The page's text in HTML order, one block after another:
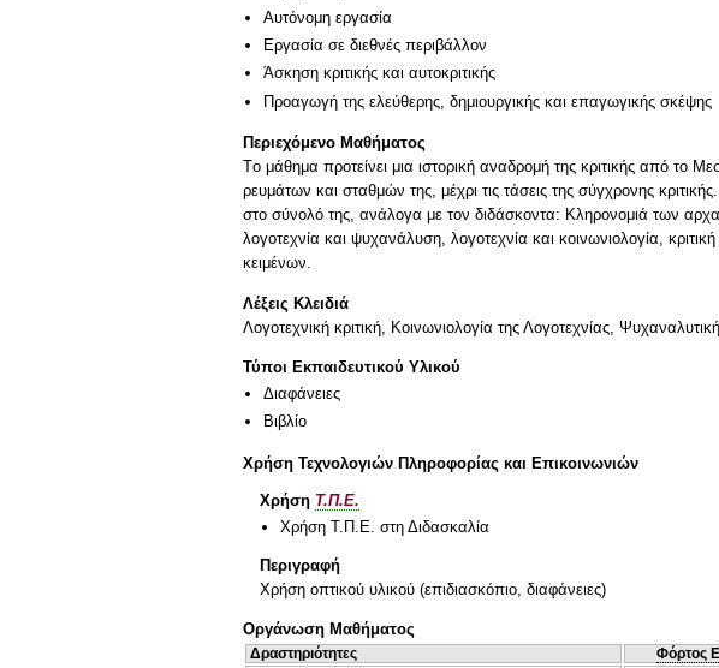
Αυτόνομη εργασία
Εργασία σε διεθνές περιβάλλον
Άσκηση κριτικής και αυτοκριτικής
Προαγωγή της ελεύθερης, δημιουργικής και επαγωγικής σκέψης
Περιεχόμενο Μαθήματος
Tο μάθημα προτείνει μια ιστορική αναδρομή της κριτικής από το
ρευμάτων και σταθμών της, μέχρι τις τάσεις της σύγχρονης
στο σύνολό της, ανάλογα με τον διδάσκοντα: Κληρονομιά των
λογοτεχνία και ψυχανάλυση, λογοτεχνία και κοινωνιολογία,
κειμένων.
Λέξεις Κλειδιά
Λογοτεχνική κριτική, Κοινωνιολογία της Λογοτεχνίας,
Τύποι Εκπαιδευτικού Υλικού
Διαφάνειες
Βιβλίο
Χρήση Τεχνολογιών Πληροφορίας και Επικοινωνιών
Χρήση Τ.Π.Ε.
Χρήση Τ.Π.Ε. στη Διδασκαλία
Περιγραφή
Χρήση οπτικού υλικού (επιδιασκόπιο, διαφάνειες)
Οργάνωση Μαθήματος
Δραστηριότητες Φόρτος